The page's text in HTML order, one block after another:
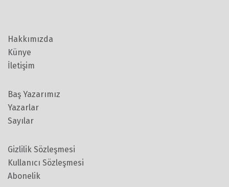
Hakkımızda
Künye
İletişim
Baş Yazarımız
Yazarlar
Sayılar
Gizlilik Sözleşmesi
Kullanıcı Sözleşmesi
Abonelik